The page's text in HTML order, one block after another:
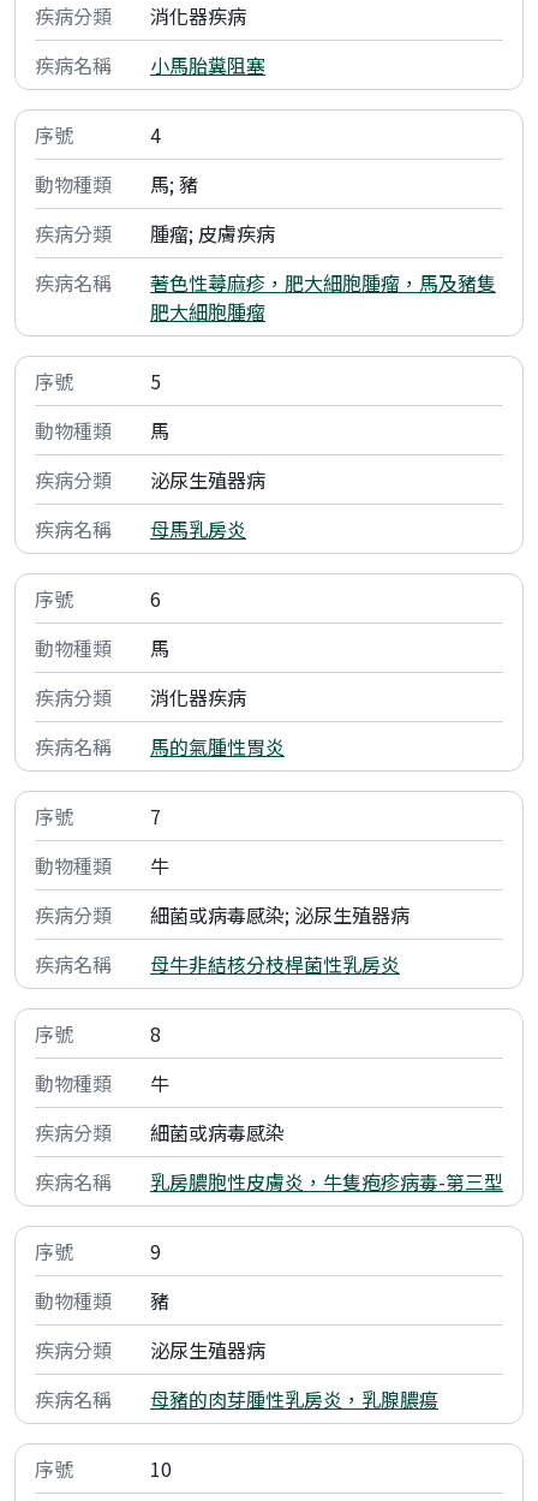
消化器疾病
小馬胎糞阻塞
4
馬; 豬
腫瘤; 皮膚疾病
著色性蕁麻疹，肥大細胞腫瘤，馬及豬隻
肥大細胞腫瘤
5
馬
泌尿生殖器病
母馬乳房炎
6
馬
消化器疾病
馬的氣腫性胃炎
7
牛
細菌或病毒感染; 泌尿生殖器病
母牛非結核分枝桿菌性乳房炎
8
牛
細菌或病毒感染
乳房膿胞性皮膚炎，牛隻疱疹病毒-第三型
9
豬
泌尿生殖器病
母豬的肉芽腫性乳房炎，乳腺膿瘍
10